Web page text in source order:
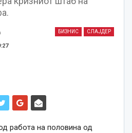
БИЗНИС СЛАЈДЕР
работа на половина од